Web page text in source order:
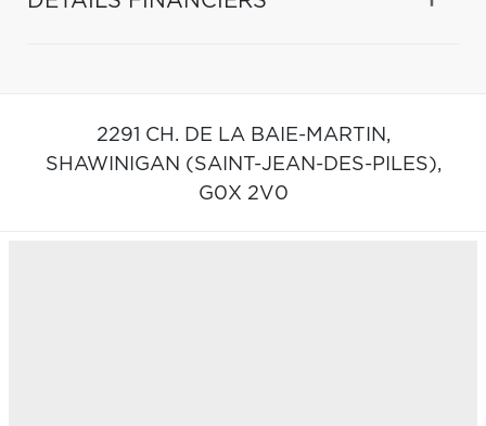
2291 CH. DE LA BAIE-MARTIN,
SHAWINIGAN (SAINT-JEAN-DES-PILES),
G0X 2V0